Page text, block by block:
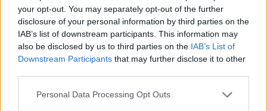
your opt-out. You may separately opt-out of the further
disclosure of your personal information by third parties on the
IAB’s list of downstream participants. This information may
also be disclosed by us to third parties on the IAB’s List of
Downstream Participants that may further disclose it to other
Personal Data Processing Opt Outs